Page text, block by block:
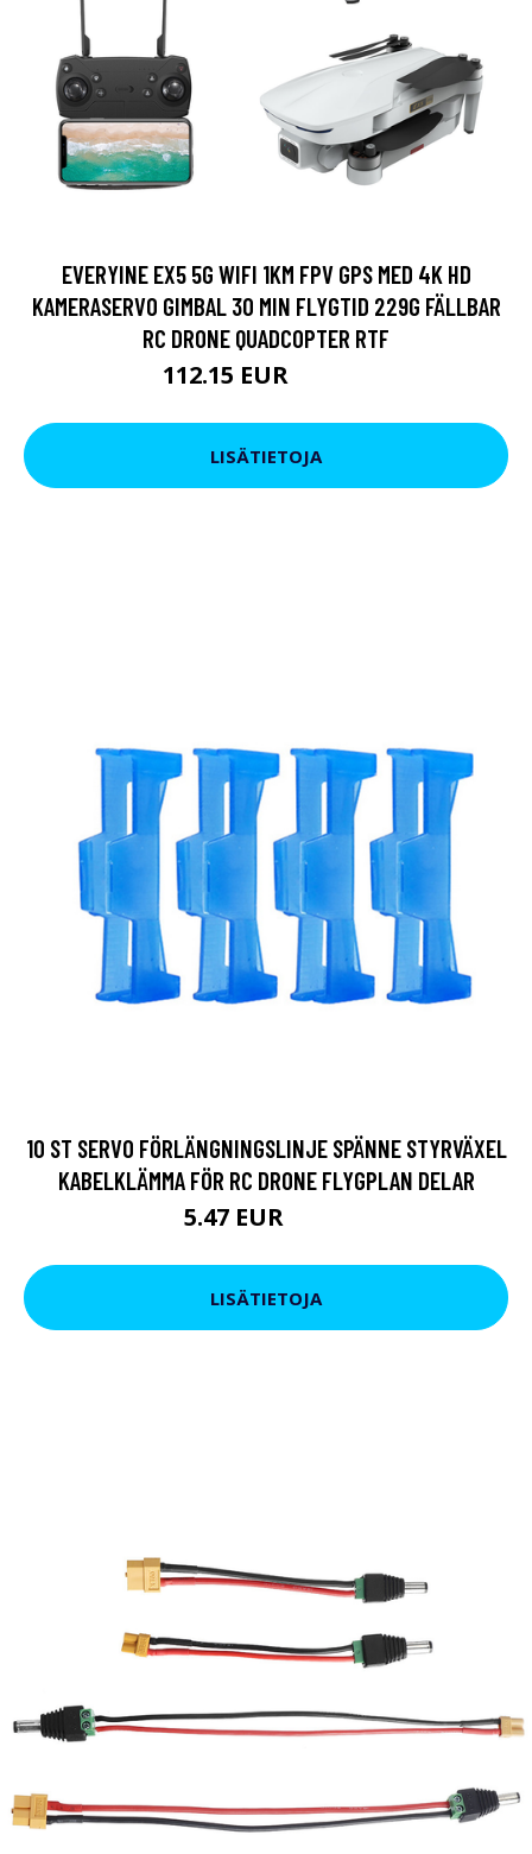
EVERYINE EX5 5G WIFI 1KM FPV GPS MED 4K HD
KAMERASERVO GIMBAL 30 MIN FLYGTID 229G FÄLLBAR
RC DRONE QUADCOPTER RTF
112.15 EUR
LISÄTIETOJA
10 ST SERVO FÖRLÄNGNINGSLINJE SPÄNNE STYRVÄXEL
KABELKLÄMMA FÖR RC DRONE FLYGPLAN DELAR
5.47 EUR
LISÄTIETOJA